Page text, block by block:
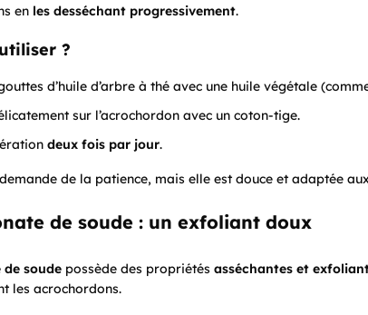
en les desséchant progressivement.
?
d’huile d’arbre à thé avec une huile végétale
sur l’acrochordon avec un coton-tige.
deux fois par jour.
de la patience, mais elle est douce et adaptée
de soude : un exfoliant doux
soude possède des propriétés asséchantes et
les acrochordons.